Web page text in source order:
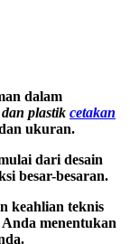
dalam
dan plastik cetakan
ukuran.
dari desain
besar-besaran.
keahlian teknis
menentukan